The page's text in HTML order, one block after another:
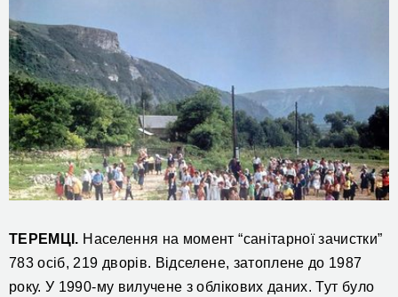
ТЕРЕМЦІ. Населення на момент “санітарної зачистки”
783 осіб, 219 дворів. Відселене, затоплене до 1987
року. У 1990-му вилучене з облікових даних. Тут було